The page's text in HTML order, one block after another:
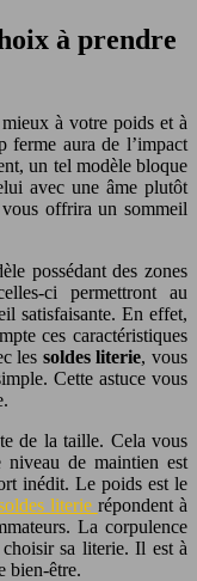
à prendre
à votre poids et à
ferme aura de l’impact
un tel modèle bloque
avec une âme plutôt
offrira un sommeil
possédant des zones
ci permettront au
satisfaisante. En effet,
ces caractéristiques
les soldes literie, vous
Cette astuce vous
de la taille. Cela vous
de maintien est
inédit. Le poids est le
literie répondent à
La corpulence
choisir sa literie. Il est à
bien-être.